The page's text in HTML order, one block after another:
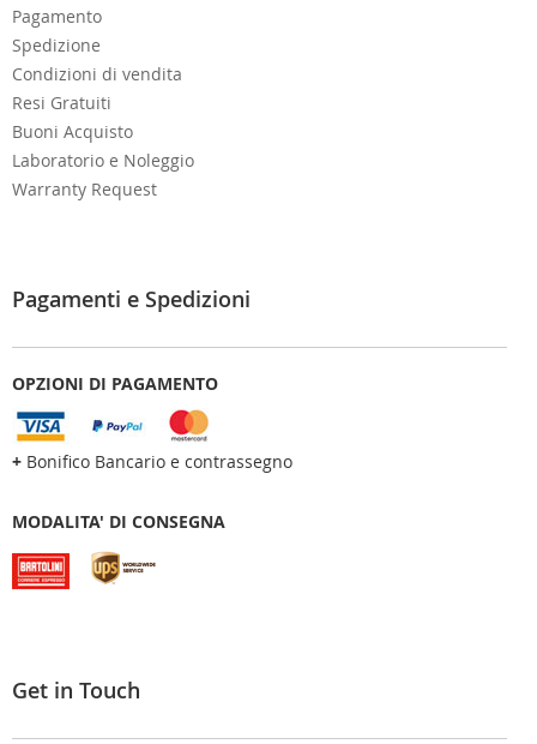
Pagamento
Spedizione
Condizioni di vendita
Resi Gratuiti
Buoni Acquisto
Laboratorio e Noleggio
Warranty Request
Pagamenti e Spedizioni
OPZIONI DI PAGAMENTO
+ Bonifico Bancario e contrassegno
MODALITA' DI CONSEGNA
Get in Touch